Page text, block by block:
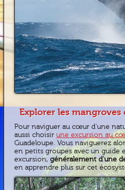
Explorer les mangroves
Pour naviguer au cœur d’une
aussi choisirune excursion au
Guadeloupe. Vous naviguerez
en petits groupes avec un guide
excursion,généralement d’une
en apprendre plus sur cet